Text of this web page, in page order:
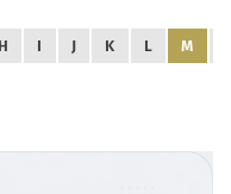
H I J K L M